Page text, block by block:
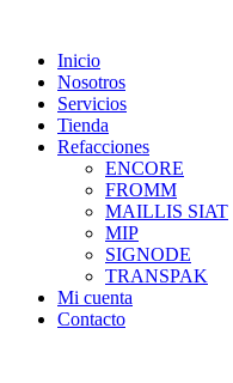
contentInicio
Nosotros
Servicios
Tienda
Refacciones
ENCORE
FROMM
MAILLIS SIAT
MIP
SIGNODE
TRANSPAK
Mi cuenta
Contacto